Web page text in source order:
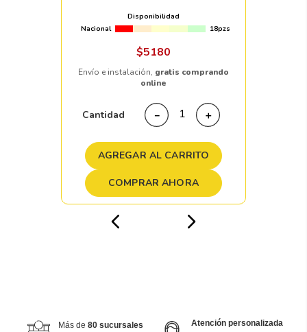
Disponibilidad
Nacional
18pzs
$5180
Envío e instalación, gratis comprando
online
Cantidad ＋
－
AGREGAR AL CARRITO
COMPRAR AHORA
Más de 80 sucursales Atención personalizada